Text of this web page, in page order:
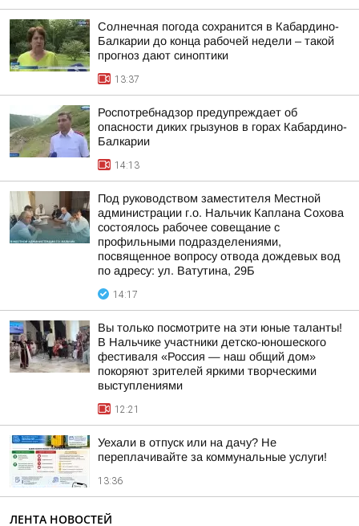
Солнечная погода сохранится в Кабардино-
Балкарии до конца рабочей недели – такой
прогноз дают синоптики
13:37
Роспотребнадзор предупреждает об
опасности диких грызунов в горах Кабардино-
Балкарии
14:13
Под руководством заместителя Местной
администрации г.о. Нальчик Каплана Сохова
состоялось рабочее совещание с
профильными подразделениями,
посвященное вопросу отвода дождевых вод
по адресу: ул. Ватутина, 29Б
14:17
Вы только посмотрите на эти юные таланты!
В Нальчике участники детско-юношеского
фестиваля «Россия — наш общий дом»
покоряют зрителей яркими творческими
выступлениями
12:21
Уехали в отпуск или на дачу? Не
переплачивайте за коммунальные услуги!
13:36
ЛЕНТА НОВОСТЕЙ